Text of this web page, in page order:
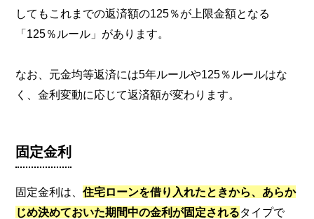
してもこれまでの返済額の125％が上限金額となる
「125％ルール」があります。
なお、元金均等返済には5年ルールや125％ルールはな
く、金利変動に応じて返済額が変わります。
固定金利
固定金利は、住宅ローンを借り入れたときから、あらか
じめ決めておいた期間中の金利が固定されるタイプで